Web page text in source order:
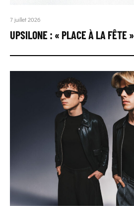
7 juillet 2026
UPSILONE : « PLACE À LA FÊTE »